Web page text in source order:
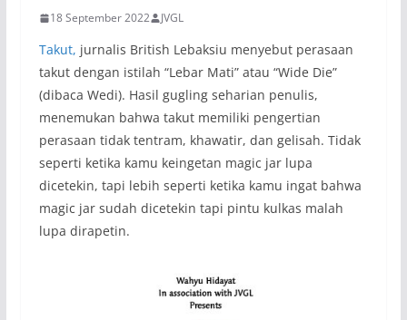
18 September 2022 JVGL
Takut, jurnalis British Lebaksiu menyebut perasaan
takut dengan istilah “Lebar Mati” atau “Wide Die”
(dibaca Wedi). Hasil gugling seharian penulis,
menemukan bahwa takut memiliki pengertian
perasaan tidak tentram, khawatir, dan gelisah. Tidak
seperti ketika kamu keingetan magic jar lupa
dicetekin, tapi lebih seperti ketika kamu ingat bahwa
magic jar sudah dicetekin tapi pintu kulkas malah
lupa dirapetin.